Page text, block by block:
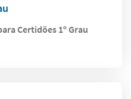
Certidões 1º Grau